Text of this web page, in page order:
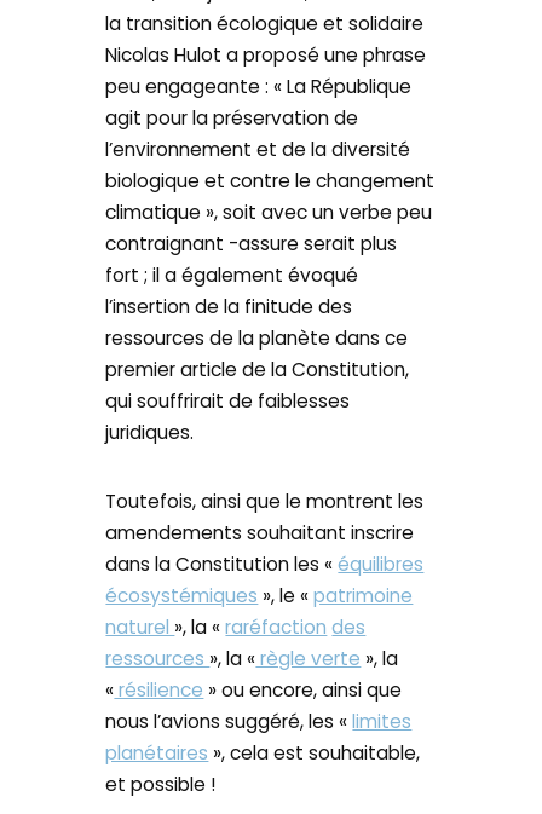
la transition écologique et solidaire
Nicolas Hulot a proposé une phrase
peu engageante : « La République
agit pour la préservation de
l’environnement et de la diversité
biologique et contre le changement
climatique », soit avec un verbe peu
contraignant -assure serait plus
fort ; il a également évoqué
l’insertion de la finitude des
ressources de la planète dans ce
premier article de la Constitution,
qui souffrirait de faiblesses
juridiques.
Toutefois, ainsi que le montrent les
amendements souhaitant inscrire
dans la Constitution les «équilibres
écosystémiques », le «patrimoine
naturel », la «raréfaction des
ressources », la « règle verte », la
« résilience » ou encore, ainsi que
nous l’avions suggéré, les «limites
planétaires », cela est souhaitable,
et possible !